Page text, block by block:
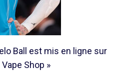
Ball est mis en ligne sur
Shop »